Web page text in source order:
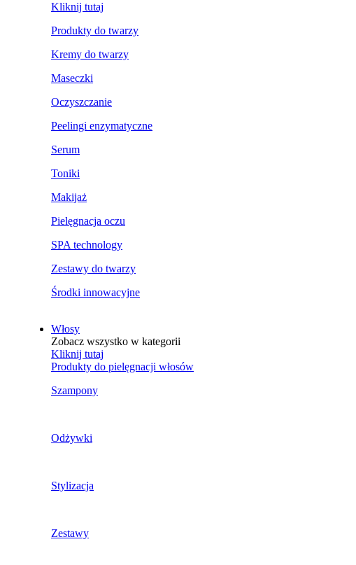
Kliknij tutaj
Produkty do twarzy
Kremy do twarzy
Maseczki
Oczyszczanie
Peelingi enzymatyczne
Serum
Toniki
Makijaż
Pielęgnacja oczu
SPA technology
Zestawy do twarzy
Środki innowacyjne
Włosy
Zobacz wszystko w kategorii
Kliknij tutaj
Produkty do pielęgnacji włosów
Szampony
Odżywki
Stylizacja
Zestawy